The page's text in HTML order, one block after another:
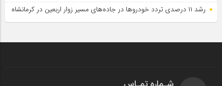
رشد ۱۱ درصدی تردد خودروها در جاده‌های مسیر زوار اربعین در کرمانشاه